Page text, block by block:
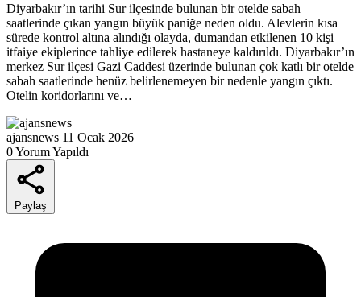
Diyarbakır’ın tarihi Sur ilçesinde bulunan bir otelde sabah
saatlerinde çıkan yangın büyük paniğe neden oldu. Alevlerin kısa
sürede kontrol altına alındığı olayda, dumandan etkilenen 10 kişi
itfaiye ekiplerince tahliye edilerek hastaneye kaldırıldı. Diyarbakır’ın
merkez Sur ilçesi Gazi Caddesi üzerinde bulunan çok katlı bir otelde
sabah saatlerinde henüz belirlenemeyen bir nedenle yangın çıktı.
Otelin koridorlarını ve…
ajansnews 11 Ocak 2026
0 Yorum Yapıldı
Paylaş